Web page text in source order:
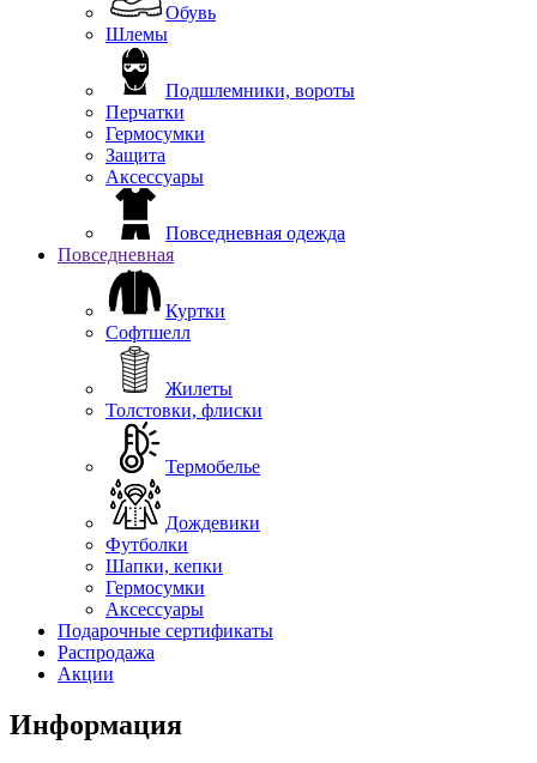
Обувь
Шлемы
Подшлемники, вороты
Перчатки
Гермосумки
Защита
Аксессуары
Повседневная одежда
Повседневная
Куртки
Софтшелл
Жилеты
Толстовки, флиски
Термобелье
Дождевики
Футболки
Шапки, кепки
Гермосумки
Аксессуары
Подарочные сертификаты
Распродажа
Акции
Информация